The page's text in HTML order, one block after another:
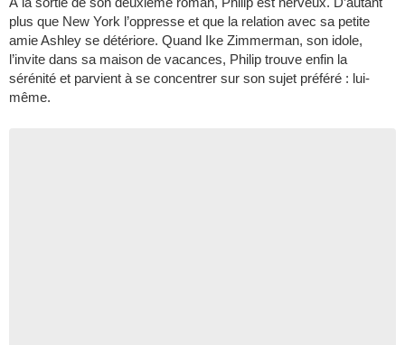
plus que New York l’oppresse et que la relation avec sa petite
amie Ashley se détériore. Quand Ike Zimmerman, son idole,
l’invite dans sa maison de vacances, Philip trouve enfin la
sérénité et parvient à se concentrer sur son sujet préféré : lui-
même.